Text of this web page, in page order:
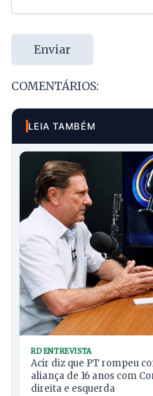
Enviar
COMENTÁRIOS:
LEIA TAMBÉM
RD ENTREVISTA
Acir diz que PT rompeu
aliança de 16 anos com
direita e esquerda